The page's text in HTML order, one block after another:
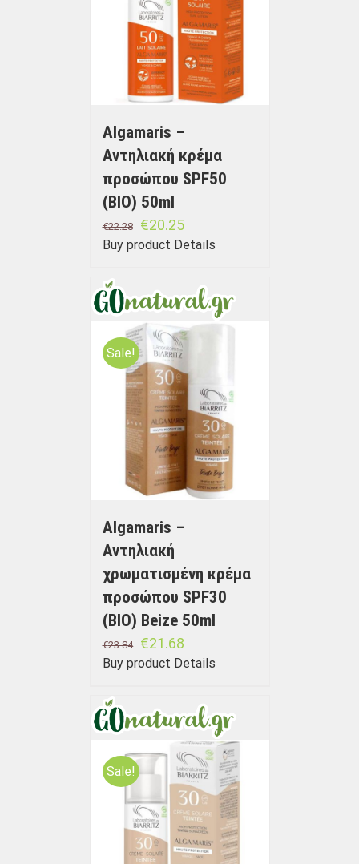
Algamaris –
Αντηλιακή κρέμα
προσώπου SPF50
(BIO) 50ml
€22.28 €20.25
Buy product Details
Sale!
Algamaris –
Αντηλιακή
χρωματισμένη κρέμα
προσώπου SPF30
(BIO) Beize 50ml
€23.84 €21.68
Buy product Details
Sale!